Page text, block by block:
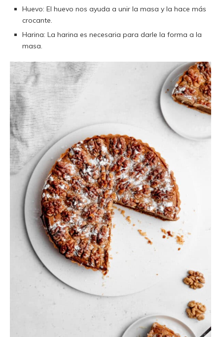
Huevo: El huevo nos ayuda a unir la masa y la hace más
crocante.
Harina: La harina es necesaria para darle la forma a la
masa.